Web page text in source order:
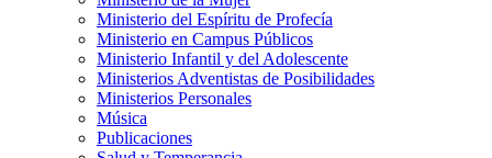
Ministerio del Espíritu de Profecía
Ministerio en Campus Públicos
Ministerio Infantil y del Adolescente
Ministerios Adventistas de Posibilidades
Ministerios Personales
Música
Publicaciones